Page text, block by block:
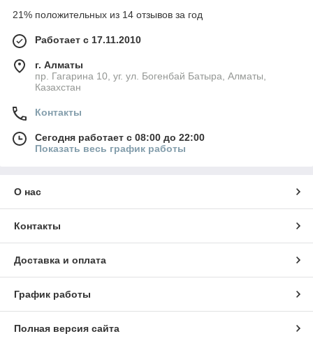
21% положительных из 14 отзывов за год
Работает с 17.11.2010
г. Алматы
пр. Гагарина 10, уг. ул. Богенбай Батыра, Алматы,
Казахстан
Контакты
Сегодня работает с 08:00 до 22:00
Показать весь график работы
О нас
Контакты
Доставка и оплата
График работы
Полная версия сайта